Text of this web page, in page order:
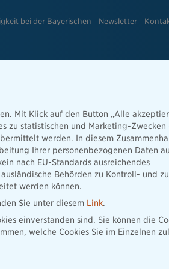
bei der Bayerischen Newsletter
Nettowelt
in Goslar zu 100
einen
AG, einer
Mit Klick auf den Button „Alle
zu statistischen und Marketing-Zwecken
werden. In diesem
Ihrer personenbezogenen Daten
nach EU-Standards ausreichendes
Behörden zu Kontroll- und zu
werden können.
Sie unter diesem Link.
einverstanden sind. Sie können die
welche Cookies Sie im Einzelnen